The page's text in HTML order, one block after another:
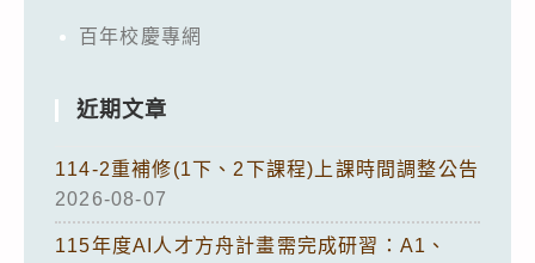
百年校慶專網
近期文章
114-2重補修(1下、2下課程)上課時間調整公告
2026-08-07
115年度AI人才方舟計畫需完成研習：A1、